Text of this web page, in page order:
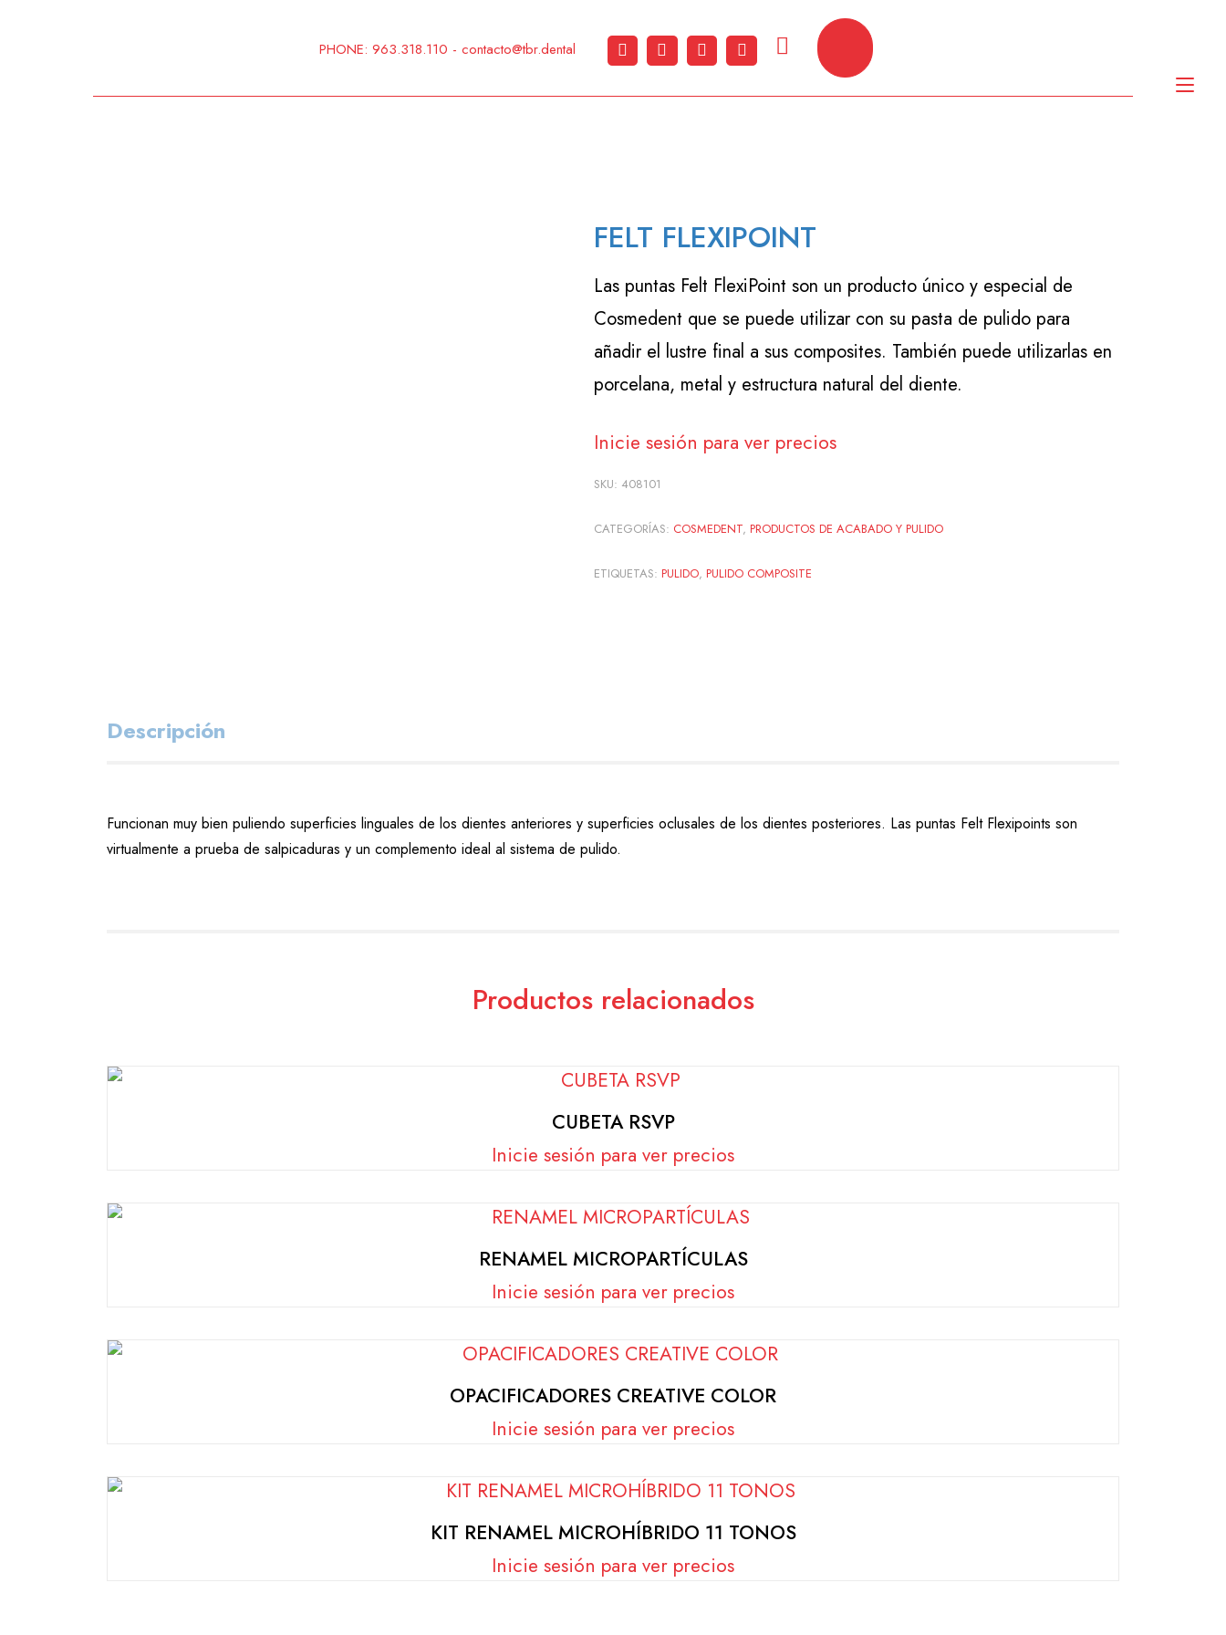
PHONE: 963.318.110 - contacto@tbr.dental
FELT FLEXIPOINT
Las puntas Felt FlexiPoint son un producto único y especial de
Cosmedent que se puede utilizar con su pasta de pulido para
añadir el lustre final a sus composites. También puede utilizarlas en
porcelana, metal y estructura natural del diente.
Inicie sesión para ver precios
SKU: 408101
CATEGORÍAS: COSMEDENT, PRODUCTOS DE ACABADO Y PULIDO
ETIQUETAS: PULIDO, PULIDO COMPOSITE
Descripción
Funcionan muy bien puliendo superficies linguales de los dientes anteriores y superficies oclusales de los dientes posteriores. Las puntas Felt Flexipoints son
virtualmente a prueba de salpicaduras y un complemento ideal al sistema de pulido.
Productos relacionados
CUBETA RSVP
Inicie sesión para ver precios
RENAMEL MICROPARTÍCULAS
Inicie sesión para ver precios
OPACIFICADORES CREATIVE COLOR
Inicie sesión para ver precios
KIT RENAMEL MICROHÍBRIDO 11 TONOS
Inicie sesión para ver precios